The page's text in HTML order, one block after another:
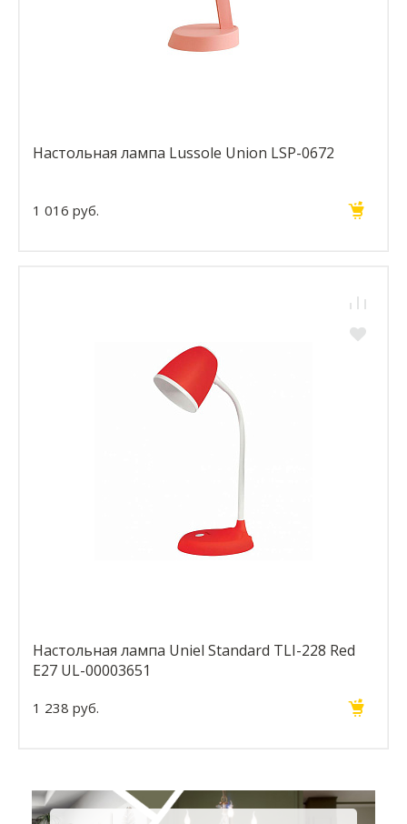
Настольная лампа Lussole Union LSP-0672
1 016 руб.
Настольная лампа Uniel Standard TLI-228 Red
E27 UL-00003651
1 238 руб.